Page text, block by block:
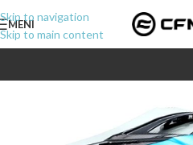
Skip to navigation
Skip to main content
MENI